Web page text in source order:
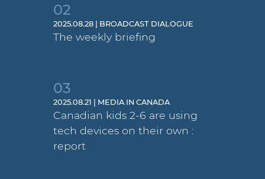
02
2025.08.28 | BROADCAST DIALOGUE
The weekly briefing
03
2025.08.21 | MEDIA IN CANADA
Canadian kids 2-6 are using
tech devices on their own :
report